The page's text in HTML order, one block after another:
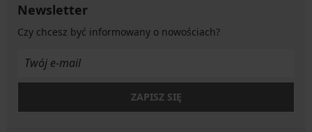
Newsletter
Czy chcesz być informowany o nowościach?
ZAPISZ SIĘ